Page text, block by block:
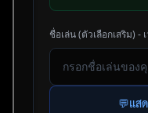
ชื่อเล่น (ตัวเลือกเสริม) -
💬แส